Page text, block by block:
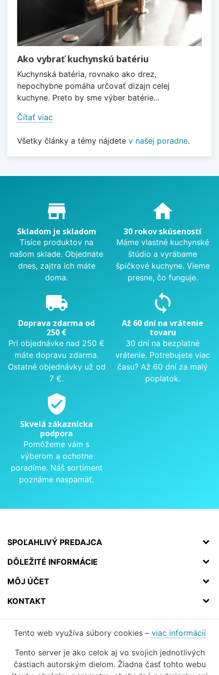
Ako vybrať kuchynskú batériu
Kuchynská batéria, rovnako ako drez,
nepochybne pomáha určovať dizajn celej
kuchyne. Preto by sme výber batérie...
Čítať viac
Všetky články a témy nájdete v našej poradne.
Proč nakupovat u nás?
store_mall_directory
Skladom je skladom
Tisíce produktov na
našom sklade. Objednáte
dnes, zajtra ich máte
doma.
home
30 rokov skúseností
Máme vlastné kuchynské
štúdio a vyrábame
špičkové kuchyne. Vieme
presne, čo funguje.
local_shipping
Doprava zdarma od
250 €
Pri objednávke nad 250 €
máte dopravu zdarma.
Ostatné objednávky už od
7 €.
sync
Až 60 dní na vrátenie
tovaru
30 dní na bezplatné
vrátenie. Potrebujete viac
času? Až 60 dní za malý
poplatok.
verified_user
Skvelá zákaznícka
podpora
Pomôžeme vám s
výberom a ochotne
poradíme. Náš sortiment
poznáme naspamäť.
SPOĽAHLIVÝ PREDAJCA
DÔLEŽITÉ INFORMÁCIE
MÔJ ÚČET
KONTAKT
Tento web využíva súbory cookies – viac informácií
Tento server je ako celok aj vo svojich jednotlivých
častiach autorským dielom. Žiadna časť tohto webu